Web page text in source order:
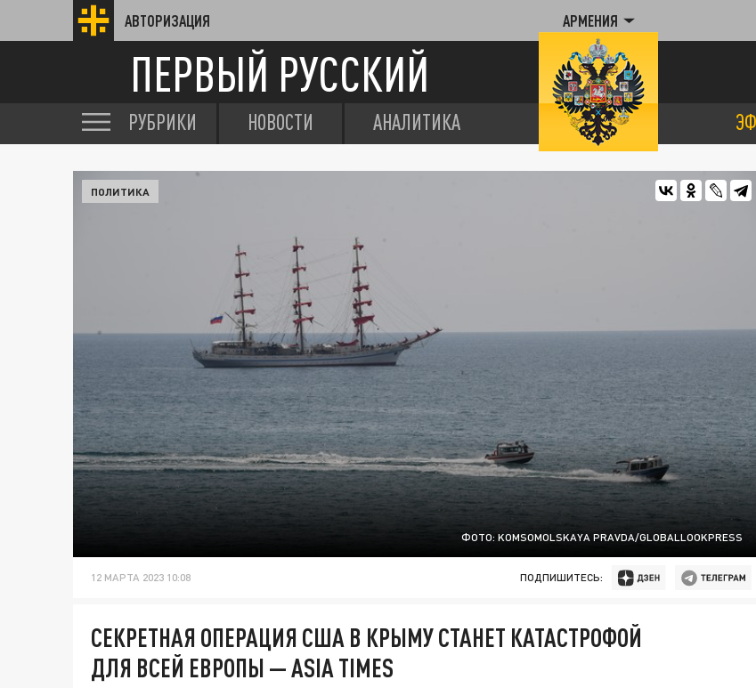
АВТОРИЗАЦИЯ АРМЕНИЯ
ПЕРВЫЙ РУССКИЙ
РУБРИКИ НОВОСТИ АНАЛИТИКА
ФОТО: KOMSOMOLSKAYA PRAVDA/GLOBALLOOKPRESS
ПОЛИТИКА
12 МАРТА 2023 10:08 ПОДПИШИТЕСЬ:
СЕКРЕТНАЯ ОПЕРАЦИЯ США В КРЫМУ СТАНЕТ КАТАСТРОФОЙ
ДЛЯ ВСЕЙ ЕВРОПЫ — ASIA TIMES